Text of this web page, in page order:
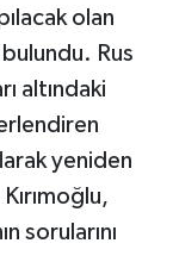
olan
bulundu. Rus
altındaki
yeniden
sorularını